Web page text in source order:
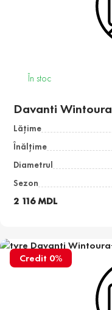
În stoc
Davanti Wintoura
Lăţime
Înălţime
Diametrul
Sezon
2 116 MDL
Credit 0%